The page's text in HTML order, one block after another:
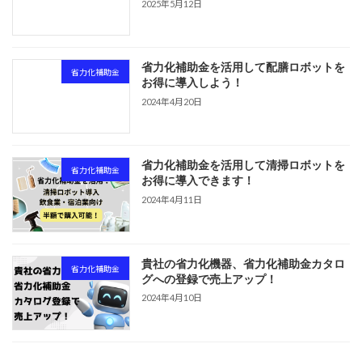
2025年5月12日
省力化補助金
省力化補助金を活用して配膳ロボットを
お得に導入しよう！
2024年4月20日
省力化補助金
省力化補助金を活用して清掃ロボットを
お得に導入できます！
2024年4月11日
省力化補助金
貴社の省力化機器、省力化補助金カタロ
グへの登録で売上アップ！
2024年4月10日